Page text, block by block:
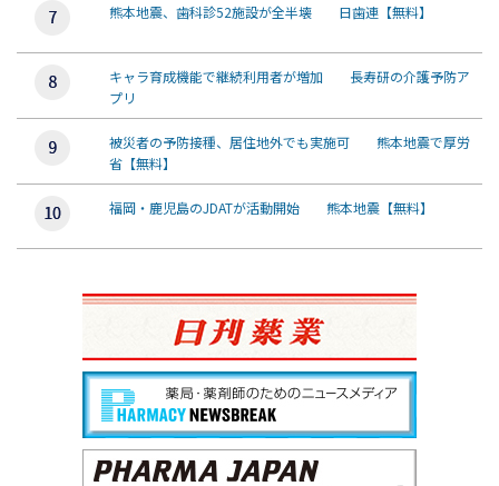
熊本地震、歯科診52施設が全半壊 日歯連【無料】
キャラ育成機能で継続利用者が増加 長寿研の介護予防ア
プリ
被災者の予防接種、居住地外でも実施可 熊本地震で厚労
省【無料】
福岡・鹿児島のJDATが活動開始 熊本地震【無料】